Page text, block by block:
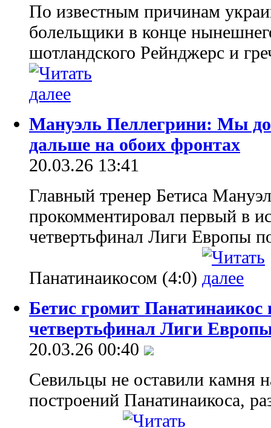
По известным причинам
болельщики в конце
шотландского Рейнджерс и
Мануэль Пеллегрини: Мы
дальше на обоих фронтах
20.03.26 13:41
Главный тренер Бетиса
прокомментировал первый в
четвертьфинал Лиги Европы
Панатинаикосом (4:0)
Бетис громит
четвертьфинал Лиги
20.03.26 00:40
Севильцы не оставили камня
построений Панатинаикоса,